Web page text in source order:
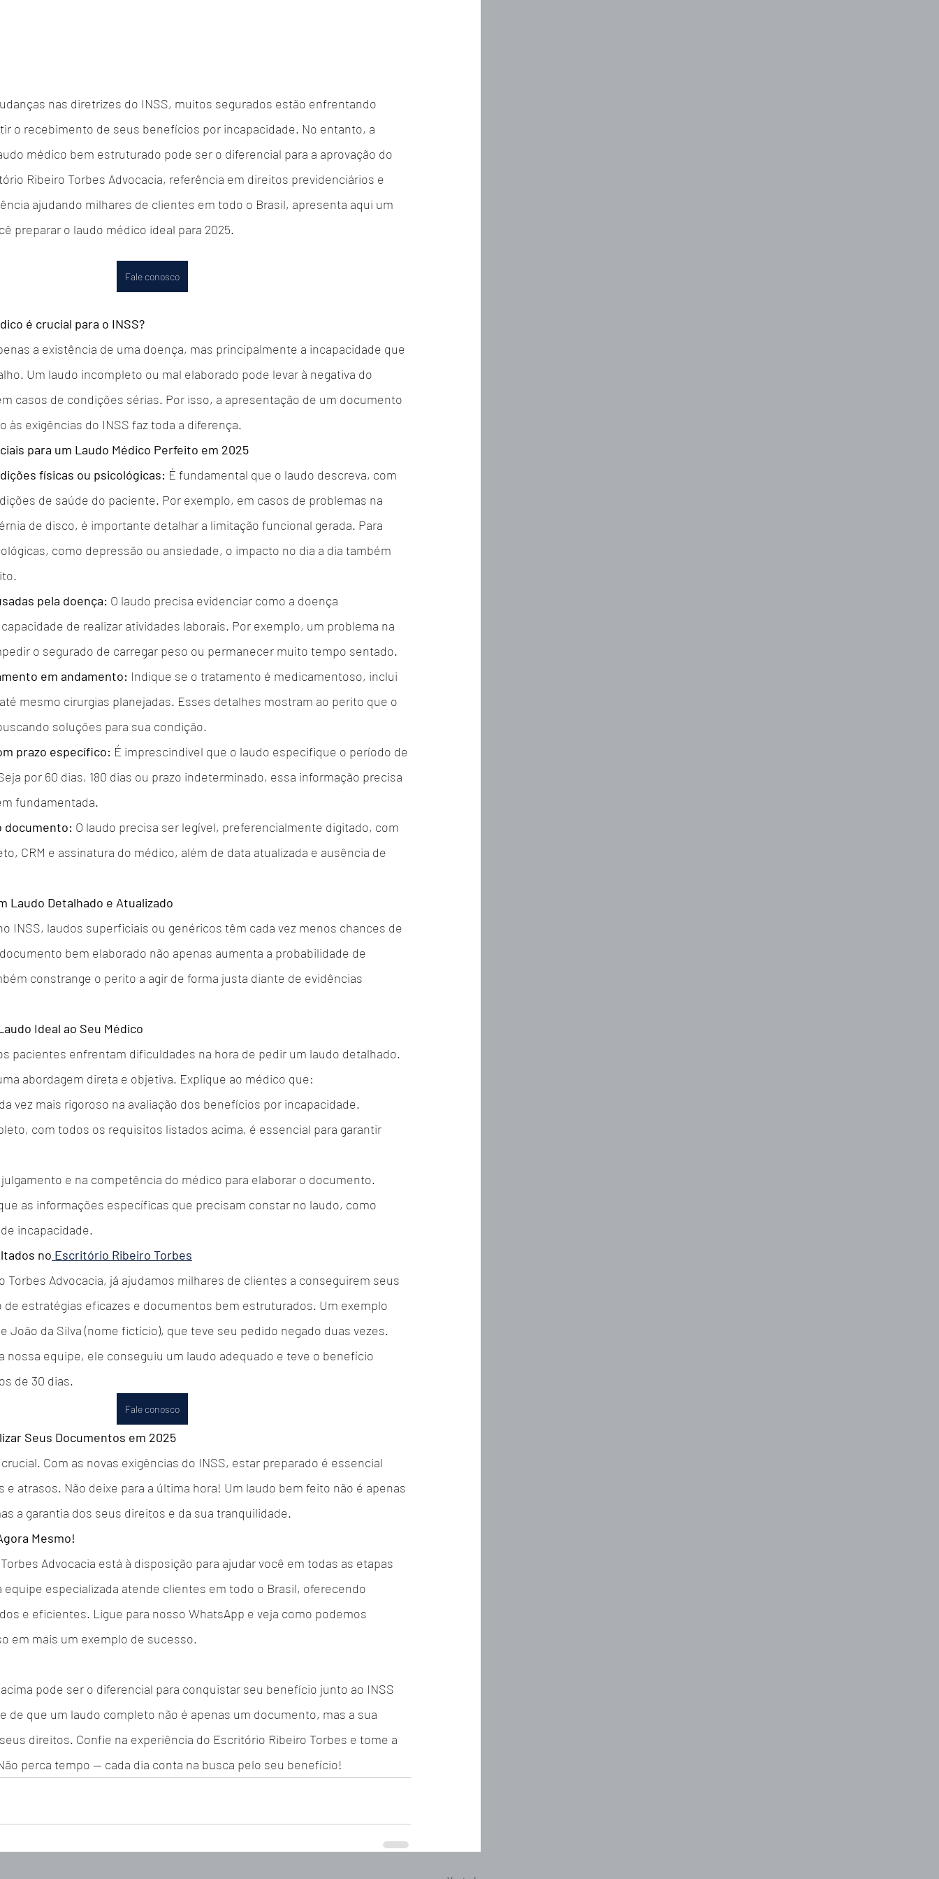
nas diretrizes do INSS, muitos segurados estão enfrentando
o recebimento de seus benefícios por incapacidade. No entanto, a
médico bem estruturado pode ser o diferencial para a aprovação do
Ribeiro Torbes Advocacia, referência em direitos previdenciários e
ajudando milhares de clientes em todo o Brasil, apresenta aqui um
preparar o laudo médico ideal para 2025.
Fale conosco
é crucial para o INSS?
a existência de uma doença, mas principalmente a incapacidade que
Um laudo incompleto ou mal elaborado pode levar à negativa do
casos de condições sérias. Por isso, a apresentação de um documento
às exigências do INSS faz toda a diferença.
para um Laudo Médico Perfeito em 2025
físicas ou psicológicas: É fundamental que o laudo descreva, com
de saúde do paciente. Por exemplo, em casos de problemas na
de disco, é importante detalhar a limitação funcional gerada. Para
como depressão ou ansiedade, o impacto no dia a dia também
pela doença: O laudo precisa evidenciar como a doença
de realizar atividades laborais. Por exemplo, um problema na
o segurado de carregar peso ou permanecer muito tempo sentado.
em andamento: Indique se o tratamento é medicamentoso, inclui
mesmo cirurgias planejadas. Esses detalhes mostram ao perito que o
soluções para sua condição.
prazo específico: É imprescindível que o laudo especifique o período de
por 60 dias, 180 dias ou prazo indeterminado, essa informação precisa
fundamentada.
documento: O laudo precisa ser legível, preferencialmente digitado, com
CRM e assinatura do médico, além de data atualizada e ausência de
Laudo Detalhado e Atualizado
INSS, laudos superficiais ou genéricos têm cada vez menos chances de
bem elaborado não apenas aumenta a probabilidade de
constrange o perito a agir de forma justa diante de evidências
Ideal ao Seu Médico
pacientes enfrentam dificuldades na hora de pedir um laudo detalhado.
abordagem direta e objetiva. Explique ao médico que:
vez mais rigoroso na avaliação dos benefícios por incapacidade.
com todos os requisitos listados acima, é essencial para garantir
e na competência do médico para elaborar o documento.
as informações específicas que precisam constar no laudo, como
incapacidade.
no Escritório Ribeiro Torbes
Torbes Advocacia, já ajudamos milhares de clientes a conseguirem seus
estratégias eficazes e documentos bem estruturados. Um exemplo
João da Silva (nome fictício), que teve seu pedido negado duas vezes.
nossa equipe, ele conseguiu um laudo adequado e teve o benefício
de 30 dias.
Fale conosco
Seus Documentos em 2025
Com as novas exigências do INSS, estar preparado é essencial
e atrasos. Não deixe para a última hora! Um laudo bem feito não é apenas
a garantia dos seus direitos e da sua tranquilidade.
Mesmo!
Advocacia está à disposição para ajudar você em todas as etapas
equipe especializada atende clientes em todo o Brasil, oferecendo
e eficientes. Ligue para nosso WhatsApp e veja como podemos
em mais um exemplo de sucesso.
pode ser o diferencial para conquistar seu benefício junto ao INSS
de que um laudo completo não é apenas um documento, mas a sua
direitos. Confie na experiência do Escritório Ribeiro Torbes e tome a
perca tempo — cada dia conta na busca pelo seu benefício!